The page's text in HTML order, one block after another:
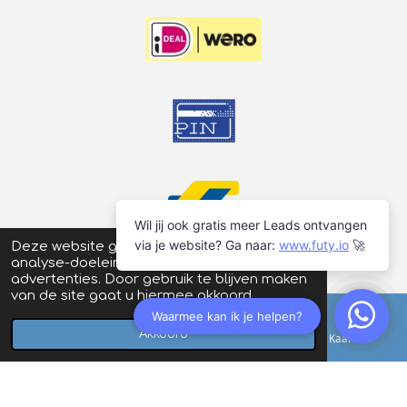
Deze website gebruikt cookies voor
analyse-doeleinden en/of het tonen van
advertenties. Door gebruik te blijven maken
van de site gaat u hiermee akkoord.
Akkoord
© 2026Schaatsstunt| Prijswijzigingen en typefouten
Telefoonnummer Kaart